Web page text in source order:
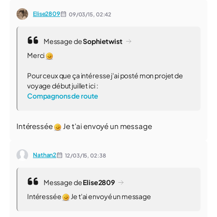
Elise2809 09/03/15, 02:42
Message deSophietwist
Merci
Pour ceux que ça intéresse j'ai posté mon projet de
voyage début juillet ici :
Compagnons de route
Intéressée Je t'ai envoyé un message
Nathan2 12/03/15,02:38
Message deElise2809
Intéressée
Je t'ai envoyé un message